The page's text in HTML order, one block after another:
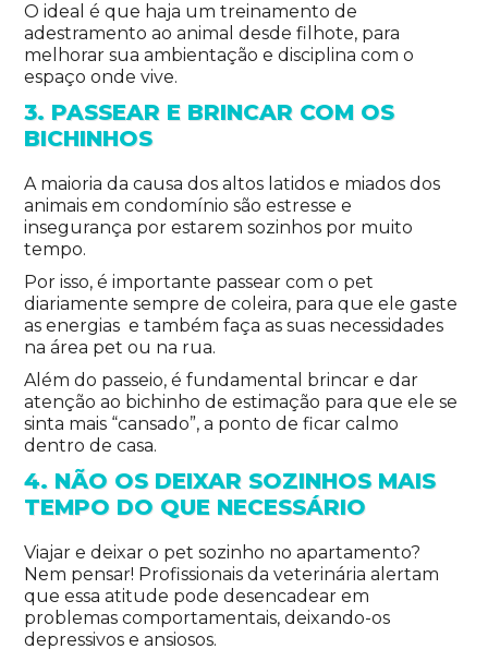
O ideal é que haja um treinamento de
adestramento ao animal desde filhote, para
melhorar sua ambientação e disciplina com o
espaço onde vive.
3. PASSEAR E BRINCAR COM OS
BICHINHOS
A maioria da causa dos altos latidos e miados dos
animais em condomínio são estresse e
insegurança por estarem sozinhos por muito
tempo.
Por isso, é importante passear com o pet
diariamente sempre de coleira, para que ele gaste
as energias e também faça as suas necessidades
na área pet ou na rua.
Além do passeio, é fundamental brincar e dar
atenção ao bichinho de estimação para que ele se
sinta mais “cansado”, a ponto de ficar calmo
dentro de casa.
4. NÃO OS DEIXAR SOZINHOS MAIS
TEMPO DO QUE NECESSÁRIO
Viajar e deixar o pet sozinho no apartamento?
Nem pensar! Profissionais da veterinária alertam
que essa atitude pode desencadear em
problemas comportamentais, deixando-os
depressivos e ansiosos.